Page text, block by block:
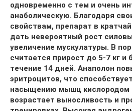
одновременно с тем и очень
анаболическую. Благодаря
свойствам, препарат в
дать невероятный рост
увеличение мускулатуры. В
считается прирост до 5-7 кг и
течение 14 дней. Анаполон
эритроцитов, что
насыщению мышц кислородом
возрастает выносливость и